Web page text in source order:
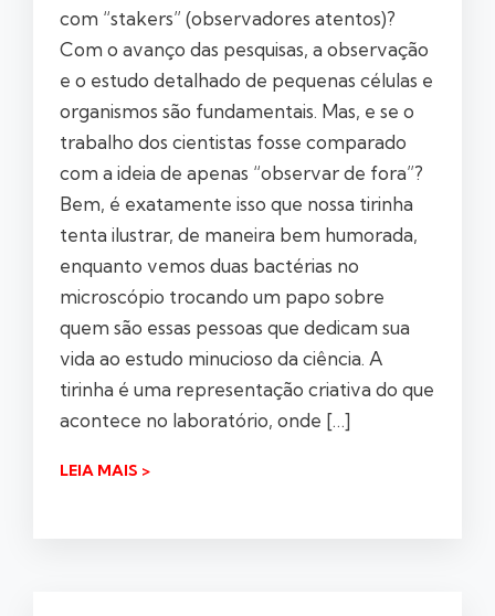
com “stakers” (observadores atentos)?
Com o avanço das pesquisas, a observação
e o estudo detalhado de pequenas células e
organismos são fundamentais. Mas, e se o
trabalho dos cientistas fosse comparado
com a ideia de apenas “observar de fora”?
Bem, é exatamente isso que nossa tirinha
tenta ilustrar, de maneira bem humorada,
enquanto vemos duas bactérias no
microscópio trocando um papo sobre
quem são essas pessoas que dedicam sua
vida ao estudo minucioso da ciência. A
tirinha é uma representação criativa do que
acontece no laboratório, onde […]
LEIA MAIS >